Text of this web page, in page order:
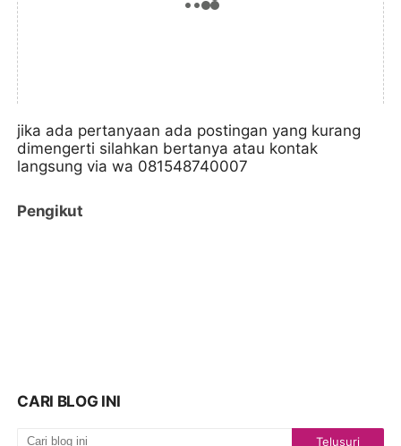
jika ada pertanyaan ada postingan yang kurang
dimengerti silahkan bertanya atau kontak
langsung via wa 081548740007
Pengikut
CARI BLOG INI